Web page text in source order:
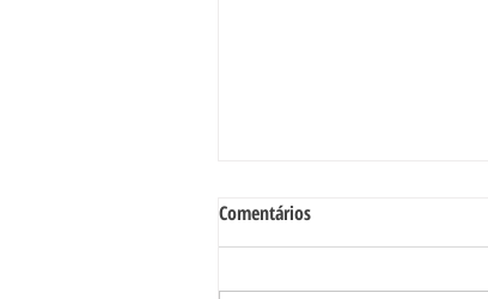
A importância da Educação
Comentários